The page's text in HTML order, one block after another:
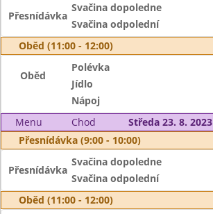
Přesnídávka
Svačina dopoledne
Svačina odpolední
Oběd (11:00 - 12:00)
Oběd
Polévka
Jídlo
Nápoj
Menu
Chod
Středa 23. 8. 2023
Přesnídávka (9:00 - 10:00)
Přesnídávka
Svačina dopoledne
Svačina odpolední
Oběd (11:00 - 12:00)